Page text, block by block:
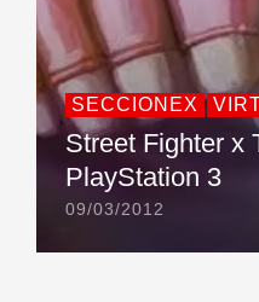
SECCIONEX
Street Fighter x
PlayStation 3
09/03/2012